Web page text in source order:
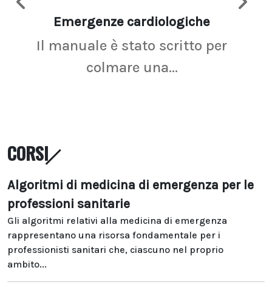
Emergenze cardiologiche
Il manuale è stato scritto per
colmare una...
CORSI
Algoritmi di medicina di emergenza per le
professioni sanitarie
Gli algoritmi relativi alla medicina di emergenza
rappresentano una risorsa fondamentale per i
professionisti sanitari che, ciascuno nel proprio
ambito...